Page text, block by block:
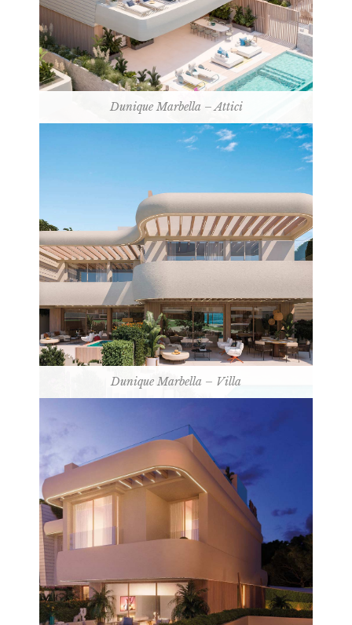
Dunique Marbella – Attici
Dunique Marbella – Villa